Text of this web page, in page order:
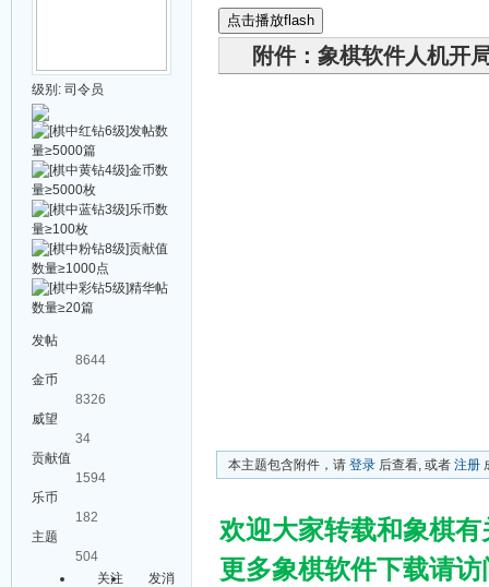
级别: 司令员
发帖
8644
金币
8326
威望
34
贡献值
1594
乐币
182
主题
504
关注
发消
点击播放flash
附件：象棋软件人机开
本主题包含附件，请 登录 后查看, 或者 注册
欢迎大家转载和象棋
更多象棋软件下载请